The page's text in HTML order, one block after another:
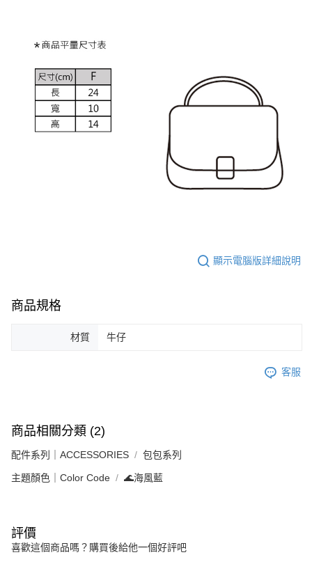
顯示電腦版詳細說明
商品規格
材質 牛仔
客服
商品相關分類 (2)
配件系列｜ACCESSORIES 包包系列
主題顏色｜Color Code 🌊海風藍
評價
喜歡這個商品嗎？購買後給他一個好評吧